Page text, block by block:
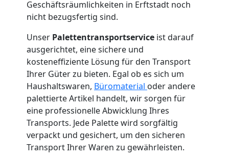
Geschäftsräumlichkeiten in Erftstadt noch
nicht bezugsfertig sind.
Unser Palettentransportservice ist darauf
ausgerichtet, eine sichere und
kosteneffiziente Lösung für den Transport
Ihrer Güter zu bieten. Egal ob es sich um
Haushaltswaren, Büromaterial oder andere
palettierte Artikel handelt, wir sorgen für
eine professionelle Abwicklung Ihres
Transports. Jede Palette wird sorgfältig
verpackt und gesichert, um den sicheren
Transport Ihrer Waren zu gewährleisten.